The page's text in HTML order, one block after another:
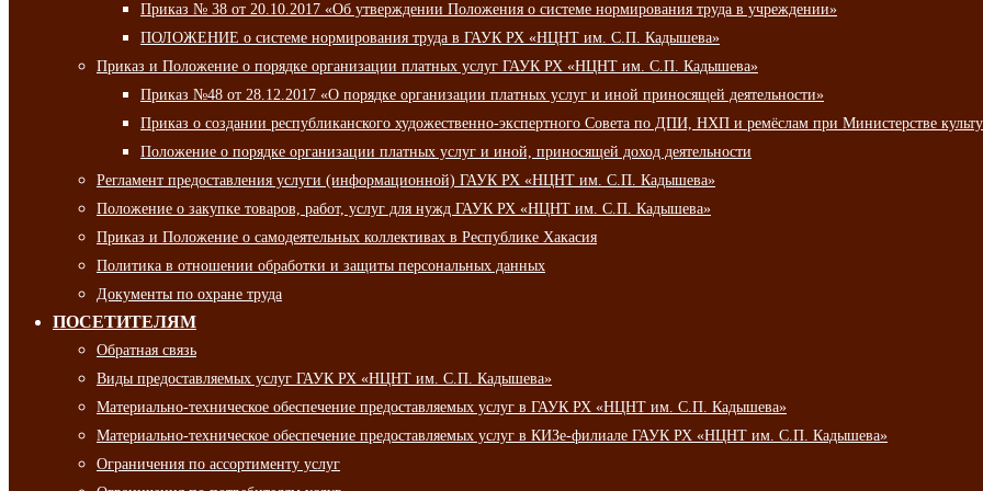
Приказ № 38 от 20.10.2017 «Об утверждении Положения о системе нормирования труда в учреждении»
ПОЛОЖЕНИЕ о системе нормирования труда в ГАУК РХ «НЦНТ им. С.П. Кадышева»
Приказ и Положение о порядке организации платных услуг ГАУК РХ «НЦНТ им. С.П. Кадышева»
Приказ №48 от 28.12.2017 «О порядке организации платных услуг и иной приносящей деятельности»
Приказ о создании республиканского художественно-экспертного Совета по ДПИ, НХП и ремёслам при Министерстве
Положение о порядке организации платных услуг и иной, приносящей доход деятельности
Регламент предоставления услуги (информационной) ГАУК РХ «НЦНТ им. С.П. Кадышева»
Положение о закупке товаров, работ, услуг для нужд ГАУК РХ «НЦНТ им. С.П. Кадышева»
Приказ и Положение о самодеятельных коллективах в Республике Хакасия
Политика в отношении обработки и защиты персональных данных
Документы по охране труда
ПОСЕТИТЕЛЯМ
Обратная связь
Виды предоставляемых услуг ГАУК РХ «НЦНТ им. С.П. Кадышева»
Материально-техническое обеспечение предоставляемых услуг в ГАУК РХ «НЦНТ им. С.П. Кадышева»
Материально-техническое обеспечение предоставляемых услуг в КИЗе-филиале ГАУК РХ «НЦНТ им. С.П. Кадышева»
Ограничения по ассортименту услуг